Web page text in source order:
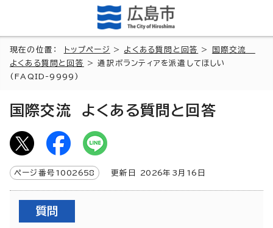
現在の位置： トップページ > よくある質問と回答 >
国際交流
よくある質問と回答
> 通訳ボランティアを派遣してほしい
(FAQID-9999)
国際交流 よくある質問と回答
ページ番号 1002658 更新日 2026年3月 16 日
質問